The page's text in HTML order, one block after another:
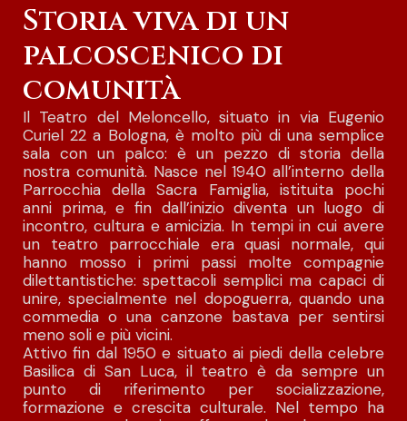
Storia viva di un
palcoscenico di
comunità
Il Teatro del Meloncello, situato in via Eugenio
Curiel 22 a Bologna, è molto più di una semplice
sala con un palco: è un pezzo di storia della
nostra comunità. Nasce nel 1940 all’interno della
Parrocchia della Sacra Famiglia, istituita pochi
anni prima, e fin dall’inizio diventa un luogo di
incontro, cultura e amicizia. In tempi in cui avere
un teatro parrocchiale era quasi normale, qui
hanno mosso i primi passi molte compagnie
dilettantistiche: spettacoli semplici ma capaci di
unire, specialmente nel dopoguerra, quando una
commedia o una canzone bastava per sentirsi
meno soli e più vicini.
Attivo fin dal 1950 e situato ai piedi della celebre
Basilica di San Luca, il teatro è da sempre un
punto di riferimento per socializzazione,
formazione e crescita culturale. Nel tempo ha